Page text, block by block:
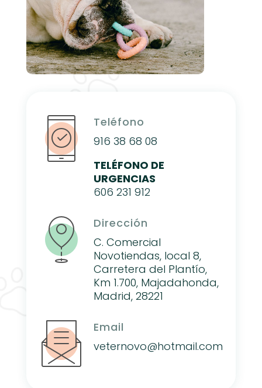
Teléfono
916 38 68 08
TELÉFONO DE
URGENCIAS
606 231 912
Dirección
C. Comercial
Novotiendas, local 8,
Carretera del Plantío,
Km 1.700, Majadahonda,
Madrid, 28221
Email
veternovo@hotmail.com